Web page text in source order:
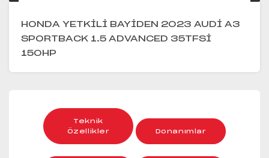
HONDA YETKİLİ BAYİDEN 2023 AUDİ A3
SPORTBACK 1.5 ADVANCED 35TFSİ
150HP
Teknik
Özellikler
Donanımlar